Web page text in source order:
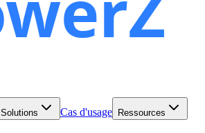
Solutions Cas d'usage Ressources